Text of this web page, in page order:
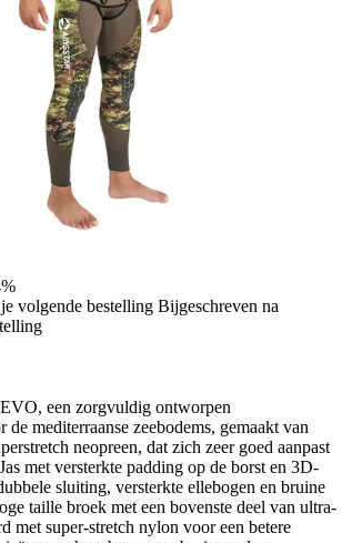
volgende bestelling Bijgeschreven na
een zorgvuldig ontworpen
mediterraanse zeebodems, gemaakt van
neopreen, dat zich zeer goed aanpast
met versterkte padding op de borst en 3D-
sluiting, versterkte ellebogen en bruine
taille broek met een bovenste deel van ultra-
met super-stretch nylon voor een betere